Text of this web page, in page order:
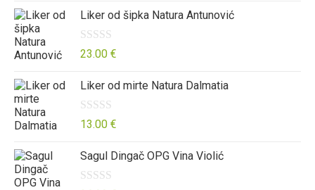
o
d
5
e
n
o
o
d
5
j
e
n
e
n
o
o
d
Liker od šipka Natura Antunović
O
j
e
n
e
n
23.00 €
Liker od mirte Natura Dalmatia
O
j
e
13.00 €
Sagul Dingač OPG Vina Violić